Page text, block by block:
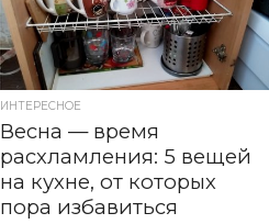
ИНТЕРЕСНОЕ
Весна — время
расхламления: 5 вещей
на кухне, от которых
пора избавиться